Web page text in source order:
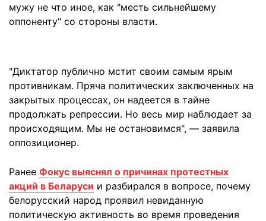
мужу не что иное, как "месть сильнейшему
оппоненту" со стороны власти.
"Диктатор публично мстит своим самым ярым
противникам. Пряча политических заключенных на
закрытых процессах, он надеется в тайне
продолжать репрессии. Но весь мир наблюдает за
происходящим. Мы не остановимся", — заявила
оппозиционер.
Ранее Фокус выяснял о причинах протестных
акций в Беларуси и разбирался в вопросе, почему
белорусский народ проявил невиданную
политическую активность во время проведения